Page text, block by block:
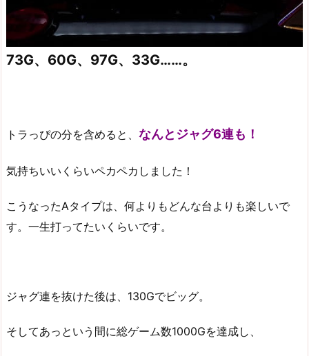
73G、60G、97G、33G……。
トラっぴの分を含めると、 なんとジャグ6連も！
気持ちいいくらいペカペカしました！
こうなったAタイプは、何よりもどんな台よりも楽しいで
す。一生打ってたいくらいです。
ジャグ連を抜けた後は、130Gでビッグ。
そしてあっという間に総ゲーム数1000Gを達成し、